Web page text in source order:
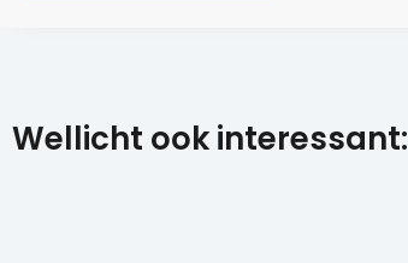
Wellicht ook interessant: